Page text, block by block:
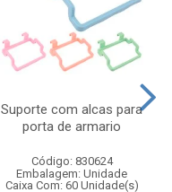
Suporte com alcas para
porta de armario
Código: 830624
Embalagem: Unidade
Caixa Com: 60 Unidade(s)